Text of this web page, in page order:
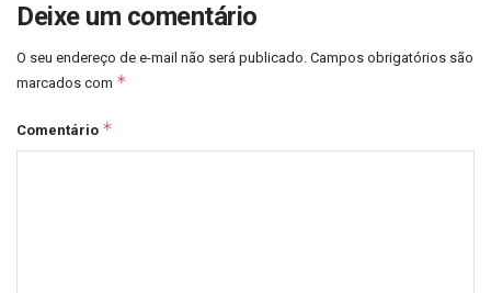
Deixe um comentário
O seu endereço de e-mail não será publicado. Campos obrigatórios são
marcados com *
Comentário *